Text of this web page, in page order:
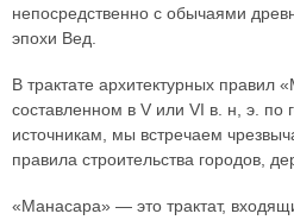
непосредственно с обычаями
эпохи Вед.
В трактате архитектурных
составленном в V или VI в. н, э. по
источникам, мы встречаем
правила строительства городов,
«Манасара» — это трактат,